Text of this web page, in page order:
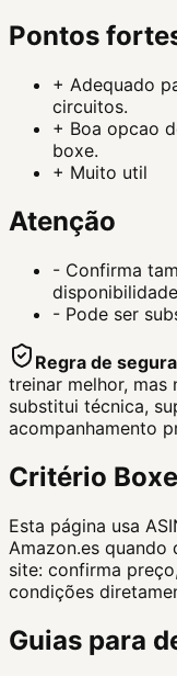
Pontos
+ Adequado
circuitos.
+ Boa opcao
boxe.
+ Muito util
Atenção
- Confirma
- Pode ser
Regra de
treinar melhor, mas
substitui técnica,
acompanhamento
Critério
Esta página usa
Amazon.es
site: confirma
condições
Guias para